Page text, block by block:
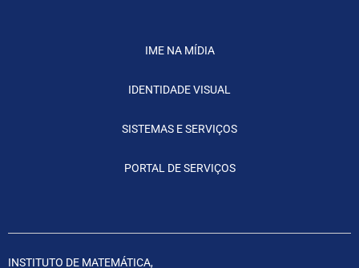
IME NA MÍDIA
IDENTIDADE VISUAL
SISTEMAS E SERVIÇOS
PORTAL DE SERVIÇOS
INSTITUTO DE MATEMÁTICA,